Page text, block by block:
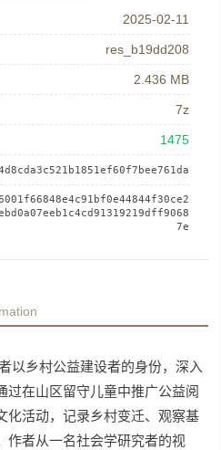
2025-02-11
res_b19dd208
2.436 MB
7z
1475
7e
以乡村公益建设者的身份，深入
过在山区留守儿童中推广公益阅
化活动，记录乡村变迁、观察基
作者从一名社会学研究者的视